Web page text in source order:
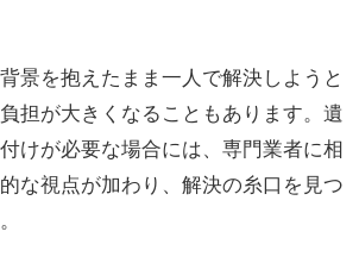
景を抱えたまま一人で解決しようと
担が大きくなることもあります。遺
けが必要な場合には、専門業者に相
な視点が加わり、解決の糸口を見つ